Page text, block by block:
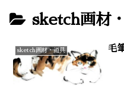
sketch画材
sketch画材・道具 毛